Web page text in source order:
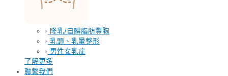
隆乳/自體脂肪豐胸
乳頭、乳暈整形
男性女乳症
了解更多
聯繫我們